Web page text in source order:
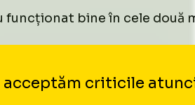
funcționat bine în cele două
acceptăm criticile